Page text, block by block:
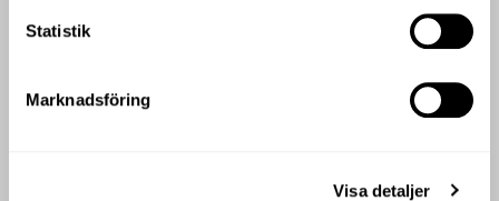
Statistik
Marknadsföring
Visa detaljer